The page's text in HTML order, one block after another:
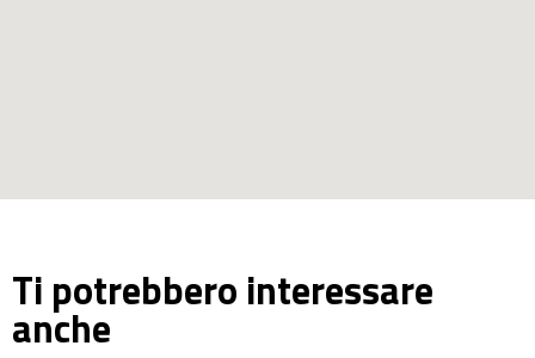
Ti potrebbero interessare
anche